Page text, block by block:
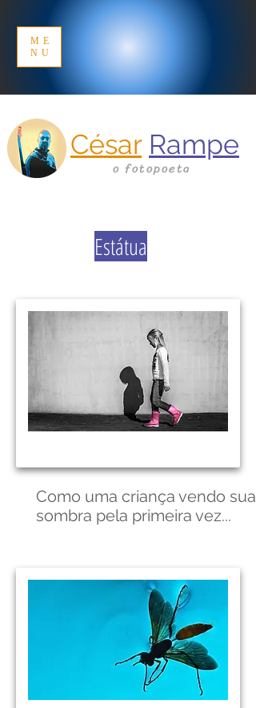
ME
NU
César Rampe
o fotopoeta
Estátua
Como uma criança vendo sua
sombra pela primeira vez...